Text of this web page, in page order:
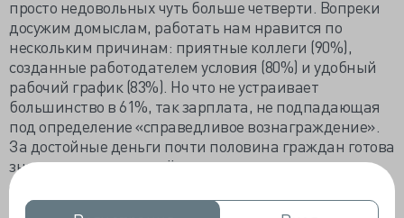
просто недовольных чуть больше четверти. Вопреки
досужим домыслам, работать нам нравится по
нескольким причинам: приятные коллеги (90%),
созданные работодателем условия (80%) и удобный
рабочий график (83%). Но что не устраивает
большинство в 61%, так зарплата, не подпадающая
под определение «справедливое вознаграждение».
За достойные деньги почти половина граждан готова
значимо ухудшить своё производственное
существование, но чуть меньше (45%) ни за какие
деньги не расстанутся с любимой работой.